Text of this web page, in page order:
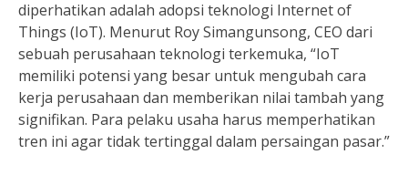
diperhatikan adalah adopsi teknologi Internet of
Things (IoT). Menurut Roy Simangunsong, CEO dari
sebuah perusahaan teknologi terkemuka, “IoT
memiliki potensi yang besar untuk mengubah cara
kerja perusahaan dan memberikan nilai tambah yang
signifikan. Para pelaku usaha harus memperhatikan
tren ini agar tidak tertinggal dalam persaingan pasar.”